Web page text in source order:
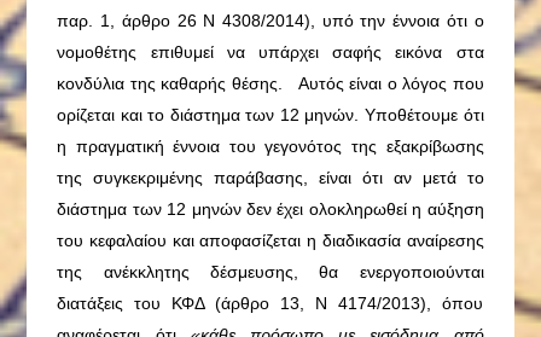
παρ. 1, άρθρο 26 Ν 4308/2014), υπό την έννοια ότι ο
νομοθέτης επιθυμεί να υπάρχει σαφής εικόνα στα
κονδύλια της καθαρής θέσης. Αυτός είναι ο λόγος που
ορίζεται και το διάστημα των 12 μηνών. Υποθέτουμε ότι
η πραγματική έννοια του γεγονότος της εξακρίβωσης
της συγκεκριμένης παράβασης, είναι ότι αν μετά το
διάστημα των 12 μηνών δεν έχει ολοκληρωθεί η αύξηση
του κεφαλαίου και αποφασίζεται η διαδικασία αναίρεσης
της ανέκκλητης δέσμευσης, θα ενεργοποιούνται
διατάξεις του ΚΦΔ (άρθρο 13, Ν 4174/2013), όπου